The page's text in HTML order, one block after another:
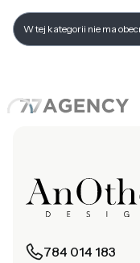
Lista
W tej kategorii nie ma
784 014 183